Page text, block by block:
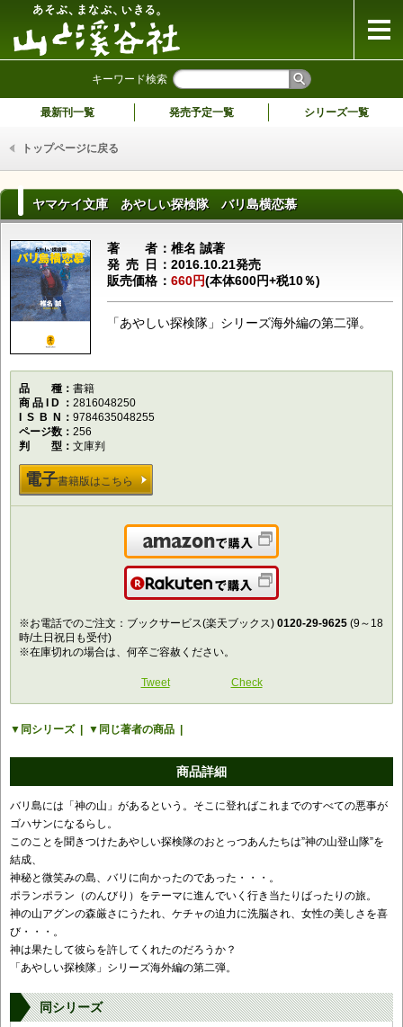
キーワード検索
最新刊一覧 発売予定一覧 シリーズ一覧
トップページに戻る
ヤマケイ文庫 あやしい探検隊 バリ島横恋慕
著者椎名 誠著
発売日 2016.10.21発売
販売価格
660円(本体600円+税10％)
「あやしい探検隊」シリーズ海外編の第二弾。
品種書籍
商品ID
2816048250
ISBN
9784635048255
ページ数
256
判型文庫判
電子書籍版はこちら
Amazonで購入
楽天で購入
※お電話でのご注文：ブックサービス(楽天ブックス) 0120-29-9625 (9～18
時/土日祝日も受付)
※在庫切れの場合は、何卒ご容赦ください。
Tweet Check
同シリーズ 同じ著者の商品
商品詳細
バリ島には「神の山」があるという。そこに登ればこれまでのすべての悪事が
ゴハサンになるらし。
このことを聞きつけたあやしい探検隊のおとっつあんたちは”神の山登山隊”を
結成、
神秘と微笑みの島、バリに向かったのであった・・・。
ポランポラン（のんびり）をテーマに進んでいく行き当たりばったりの旅。
神の山アグンの森厳さにうたれ、ケチャの迫力に洗脳され、女性の美しさを喜
び・・・。
神は果たして彼らを許してくれたのだろうか？
「あやしい探検隊」シリーズ海外編の第二弾。
同シリーズ